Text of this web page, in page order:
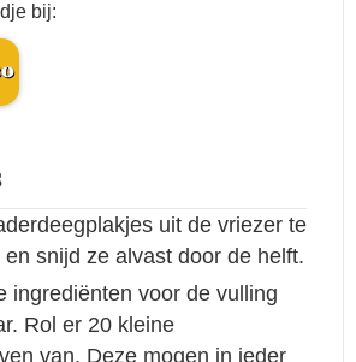
bij:
uit de vriezer te
snijd ze alvast door de helft.
ingrediënten voor de vulling
Rol er 20 kleine
van. Deze mogen in ieder